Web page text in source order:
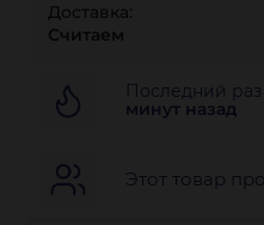
Доставка:
Считаем
Последний раз
минут назад
Этот товар